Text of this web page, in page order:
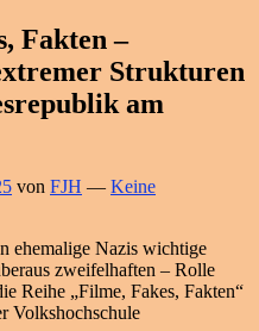
Fakten –
Strukturen
am
von FJH — Keine
ehemalige Nazis wichtige
zweifelhaften – Rolle
Reihe „Filme, Fakes, Fakten“
Volkshochschule